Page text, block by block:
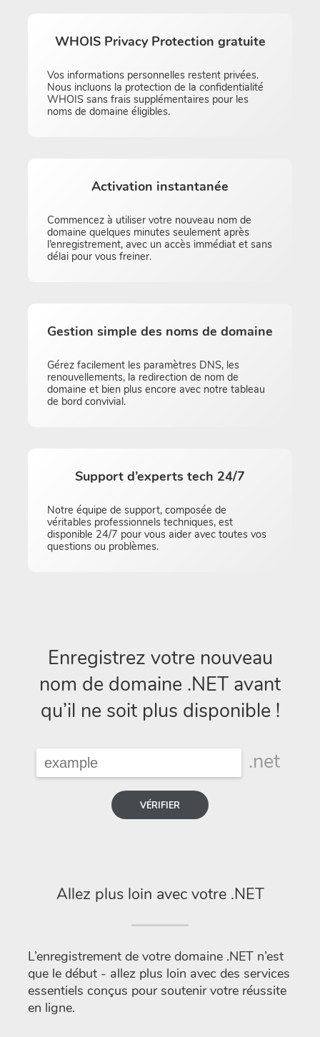
WHOIS Privacy Protection gratuite
Vos informations personnelles restent privées.
Nous incluons la protection de la confidentialité
WHOIS sans frais supplémentaires pour les
noms de domaine éligibles.
Activation instantanée
Commencez à utiliser votre nouveau nom de
domaine quelques minutes seulement après
l’enregistrement, avec un accès immédiat et sans
délai pour vous freiner.
Gestion simple des noms de domaine
Gérez facilement les paramètres DNS, les
renouvellements, la redirection de nom de
domaine et bien plus encore avec notre tableau
de bord convivial.
Support d’experts tech 24/7
Notre équipe de support, composée de
véritables professionnels techniques, est
disponible 24/7 pour vous aider avec toutes vos
questions ou problèmes.
Enregistrez votre nouveau
nom de domaine .NET avant
qu’il ne soit plus disponible !
.net
VÉRIFIER
Allez plus loin avec votre .NET
L’enregistrement de votre domaine .NET n’est
que le début - allez plus loin avec des services
essentiels conçus pour soutenir votre réussite
en ligne.